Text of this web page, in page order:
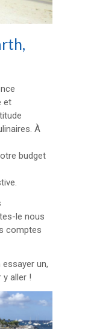
et
À
budget
le nous
comptes
un,
y aller !